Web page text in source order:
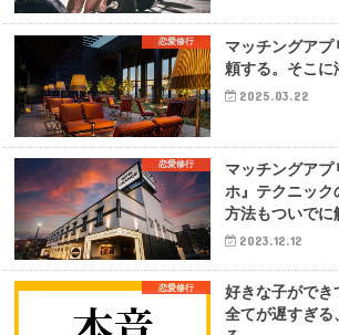
恋愛修行
マッチングア
頼する。そこに
2025.03.22
恋愛修行
マッチングア
ホ』テクニック
方法もついでに
2023.12.12
恋愛修行
好きな子ができ
全てが遅すぎる